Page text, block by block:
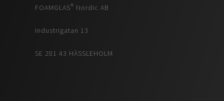
FOAMGLAS® Nordic AB
Industrigatan 13
SE 281 43 HÄSSLEHOLM